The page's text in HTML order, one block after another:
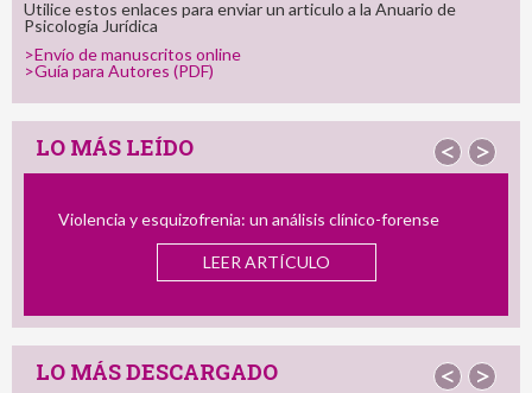
Utilice estos enlaces para enviar un articulo a la Anuario de
Psicología Jurídica
>Envío de manuscritos online
>Guía para Autores (PDF)
LO MÁS LEÍDO < >
forense
El Perfil del Consumidor de Imágenes de
Infantil: Semejanzas y Diferencias con el
y el Delincuente Dual
LO MÁS DESCARGADO < >